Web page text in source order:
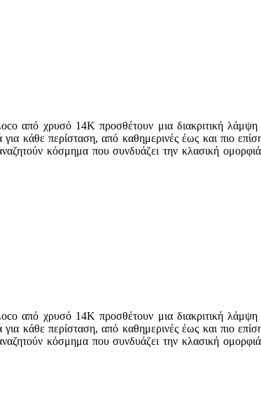
από χρυσό 14Κ προσθέτουν μια διακριτική
για κάθε περίσταση, από καθημερινές έως και πιο
κόσμημα που συνδυάζει την κλασική
από χρυσό 14Κ προσθέτουν μια διακριτική
για κάθε περίσταση, από καθημερινές έως και πιο
κόσμημα που συνδυάζει την κλασική